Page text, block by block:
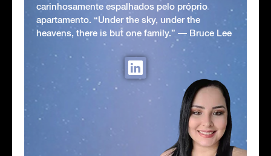
carinhosamente espalhados pelo próprio
apartamento. “Under the sky, under the
heavens, there is but one family.” ― Bruce Lee